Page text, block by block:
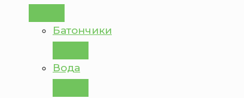
Батончики
Вода